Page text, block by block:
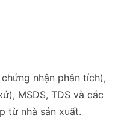
nhận phân tích),
MSDS, TDS và các
từ nhà sản xuất.